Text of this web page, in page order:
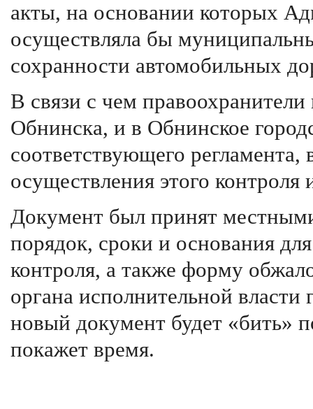
акты, на основании которых
осуществляла бы
сохранности автомобильных
В связи с чем
Обнинска, и в Обнинское
соответствующего
осуществления этого контроля
Документ был принят
порядок, сроки и основания
контроля, а также форму
органа исполнительной
новый документ будет «бить»
покажет время.